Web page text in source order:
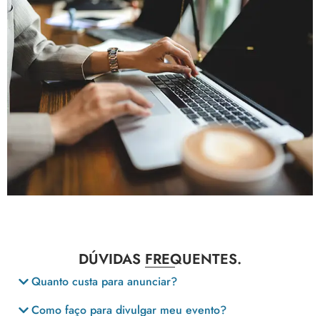
DÚVIDAS FREQUENTES.
Quanto custa para anunciar?
Como faço para divulgar meu evento?